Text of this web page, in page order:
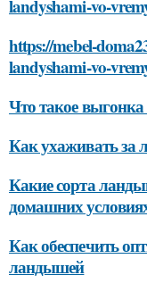
landyshami-vo-
https://mebel-
landyshami-vo-
Что такое
Как ухаживать за
Какие сорта
домашних
Как обеспечить
ландышей